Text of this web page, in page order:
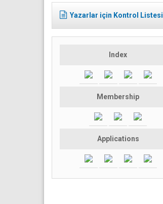
Yazarlar için Kontrol Listesi
Index
Membership
Applications